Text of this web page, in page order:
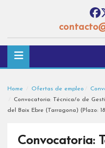
Home Ofertas de empleo
Convocatoria: Técnica/o de
del Baix Ebre (Tarragona) (Plazo:
Convocatoria: